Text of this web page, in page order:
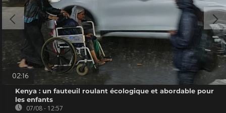
02:16
Kenya : un fauteuil roulant écologique et abordable pour
les enfants
07/08 - 12:57